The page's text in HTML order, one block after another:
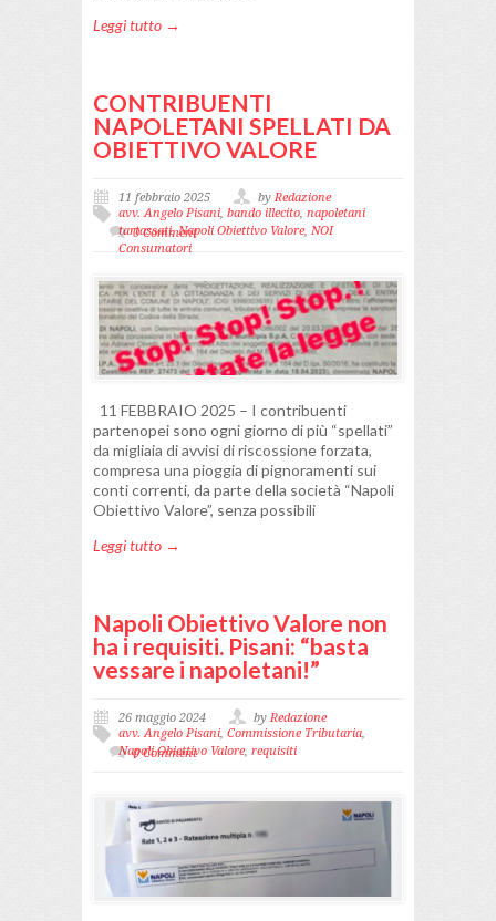
Leggi tutto →
CONTRIBUENTI
NAPOLETANI SPELLATI DA
OBIETTIVO VALORE
11 febbraio 2025 byRedazione
avv. Angelo Pisani, bando illecito, napoletani
tartassati,Napoli Obiettivo Valore, NOI
Consumatori
0 Comment
11 FEBBRAIO 2025 – I contribuenti
partenopei sono ogni giorno di più “spellati”
da migliaia di avvisi di riscossione forzata,
compresa una pioggia di pignoramenti sui
conti correnti, da parte della società “Napoli
Obiettivo Valore”, senza possibili
Leggi tutto →
Napoli Obiettivo Valore non
ha i requisiti. Pisani: “basta
vessare i napoletani!”
26 maggio 2024 byRedazione
avv. Angelo Pisani, Commissione Tributaria,
Napoli Obiettivo Valore, requisiti
0 Comment